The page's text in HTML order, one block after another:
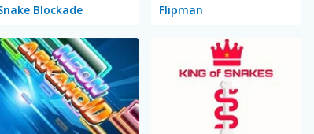
Blockade Flipman